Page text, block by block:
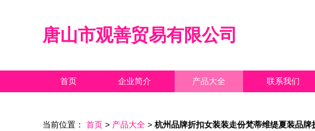
唐山市观善贸易有限公司
首页 企业简介 产品大全 联系我们
当前位置： 首页 > 产品大全 > 杭州品牌折扣女装装走份梵蒂维缇夏装品牌